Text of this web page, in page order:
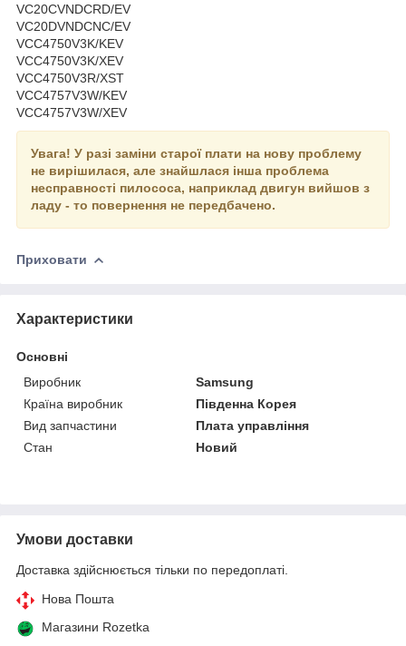
VC20CVNDCRD/EV
VC20DVNDCNC/EV
VCC4750V3K/KEV
VCC4750V3K/XEV
VCC4750V3R/XST
VCC4757V3W/KEV
VCC4757V3W/XEV
Увага! У разі заміни старої плати на нову проблему
не вирішилася, але знайшлася інша проблема
несправності пилососа, наприклад двигун вийшов з
ладу - то повернення не передбачено.
Приховати
Характеристики
Основні
Виробник
Samsung
Країна виробник
Південна Корея
Вид запчастини
Плата управління
Стан
Новий
Умови доставки
Доставка здійснюється тільки по передоплаті.
Нова Пошта
Магазини Rozetka